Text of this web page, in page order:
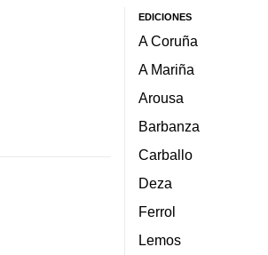
EDICIONES
A Coruña
A Mariña
Arousa
Barbanza
Carballo
Deza
Ferrol
Lemos